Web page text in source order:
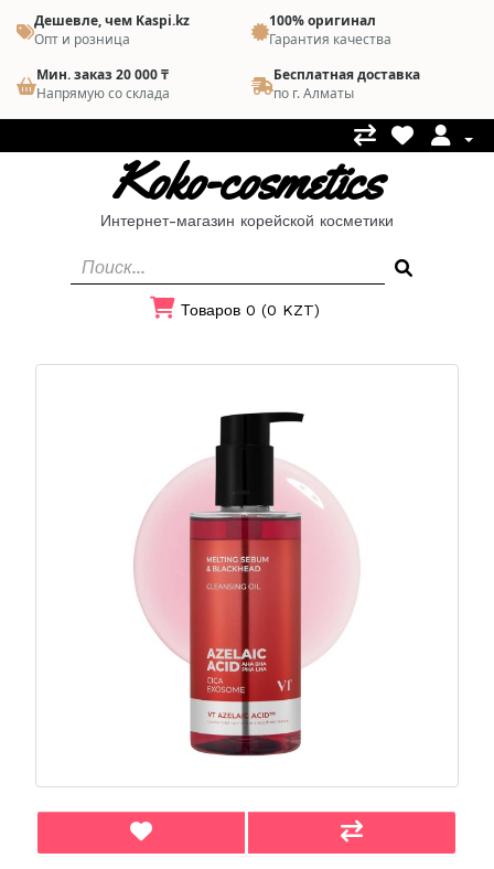
Дешевле, чем Kaspi.kz
Опт и розница
100% оригинал
Гарантия качества
Мин. заказ 20 000 ₸
Напрямую со склада
Бесплатная доставка
по г. Алматы
Koko-cosmetics
Интернет-магазин корейской косметики
Товаров 0 (0 KZT)